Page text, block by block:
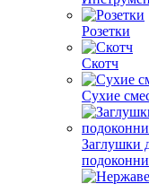
Розетки
Скотч
Сухие
Заглушки